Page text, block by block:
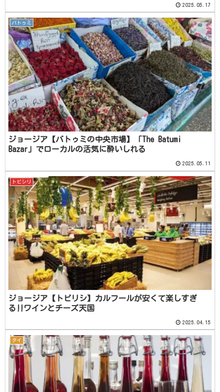
2025.05.17
バトゥミ
ジョージア【バトゥミの中央市場】「The Batumi
Bazar」でローカルの活気に酔いしれる
2025.05.11
トビシリ
ジョージア【トビリシ】カルフールが安くて楽しすぎ
る‼️ワインとチーズ天国
2025.04.15
タイ